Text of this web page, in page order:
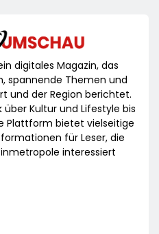
digitales Magazin, das
spannende Themen und
und der Region berichtet.
Kultur und Lifestyle bis
Plattform bietet vielseitige
für Leser, die
interessiert